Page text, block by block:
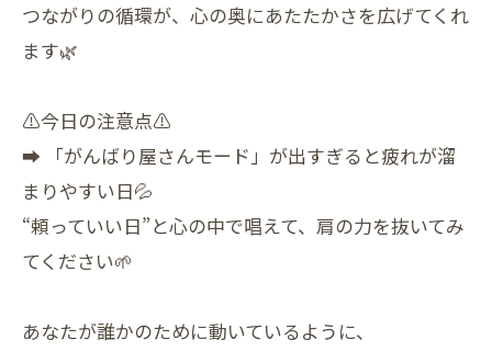
つながりの循環が、心の奥にあたたかさを広げてくれ
ます🌿
⚠️今日の注意点⚠️
➡ 「がんばり屋さんモード」が出すぎると疲れが溜
まりやすい日💦
“頼っていい日”と心の中で唱えて、肩の力を抜いてみ
てください🌱
あなたが誰かのために動いているように、